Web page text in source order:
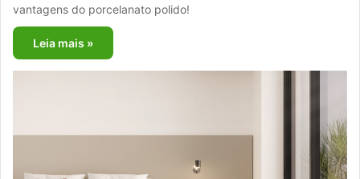
vantagens do porcelanato polido!
Leia mais »